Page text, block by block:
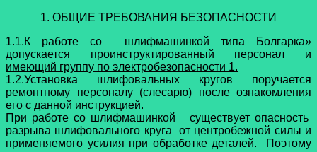
1. ОБЩИЕ ТРЕБОВАНИЯ БЕЗОПАСНОСТИ
1.1.К работе со шлифмашинкой типа Болгарка»
допускается проинструктированный персонал и
имеющий группу по электробезопасности 1.
1.2.Установка шлифовальных кругов поручается
ремонтному персоналу (слесарю) после ознакомления
его с данной инструкцией.
При работе со шлифмашинкой существует опасность
разрыва шлифовального круга от центробежной силы и
применяемого усилия при обработке деталей. Поэтому